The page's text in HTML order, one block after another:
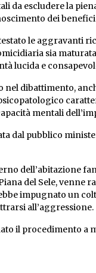
da escludere la
dei
le aggravanti
sia
lucida e
nel dibattimento,
mentali
dal pubblico
dell’abitazione
del Sele, venne
impugnato un
all’aggressione.
il procedimento a